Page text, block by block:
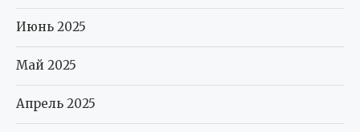
Июнь 2025
Май 2025
Апрель 2025